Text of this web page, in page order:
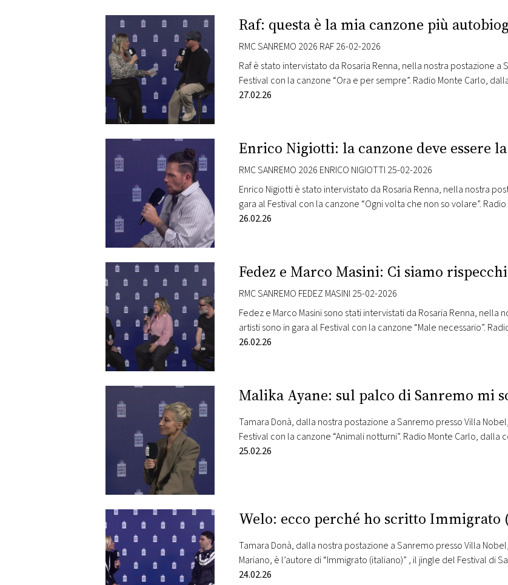
PLAYLIST
NEWS
FOTO
CONCORSI
EVENTI
VIDEO
TV
PRINCIPATO
DI
MONACO
RMC
CONSIGLIA
Raf: questa è la mia canzone più
RMC SANREMO 2026 RAF 26-02-2026
Raf è stato intervistato da Rosaria Renna, nella nostra postazione a
Festival con la canzone “Ora e per sempre”. Radio Monte Carlo,
location di maggiore prestigio della città, vi porta nel cuore della
27.02.26
Enrico Nigiotti: la canzone deve essere
RMC SANREMO 2026 ENRICO NIGIOTTI 25-02-2026
Enrico Nigiotti è stato intervistato da Rosaria Renna, nella nostra
gara al Festival con la canzone “Ogni volta che non so volare”.
Sanremo, una delle location di maggiore prestigio della città, vi
26.02.26
Fedez e Marco Masini: Ci siamo
RMC SANREMO FEDEZ MASINI 25-02-2026
Fedez e Marco Masini sono stati intervistati da Rosaria Renna, nella
artisti sono in gara al Festival con la canzone “Male necessario”.
Sanremo, una delle location di maggiore prestigio della città, vi
26.02.26
Malika Ayane: sul palco di Sanremo mi
Tamara Donà, dalla nostra postazione a Sanremo presso Villa
Festival con la canzone “Animali notturni”. Radio Monte Carlo,
location di maggiore prestigio della città, vi porta nel cuore della
25.02.26
Welo: ecco perché ho scritto Immigrato
Tamara Donà, dalla nostra postazione a Sanremo presso Villa
Mariano, è l’autore di “Immigrato (italiano)” , il jingle del Festival di
suo brano è stato scelto da Carlo Conti per questa edizione della
24.02.26